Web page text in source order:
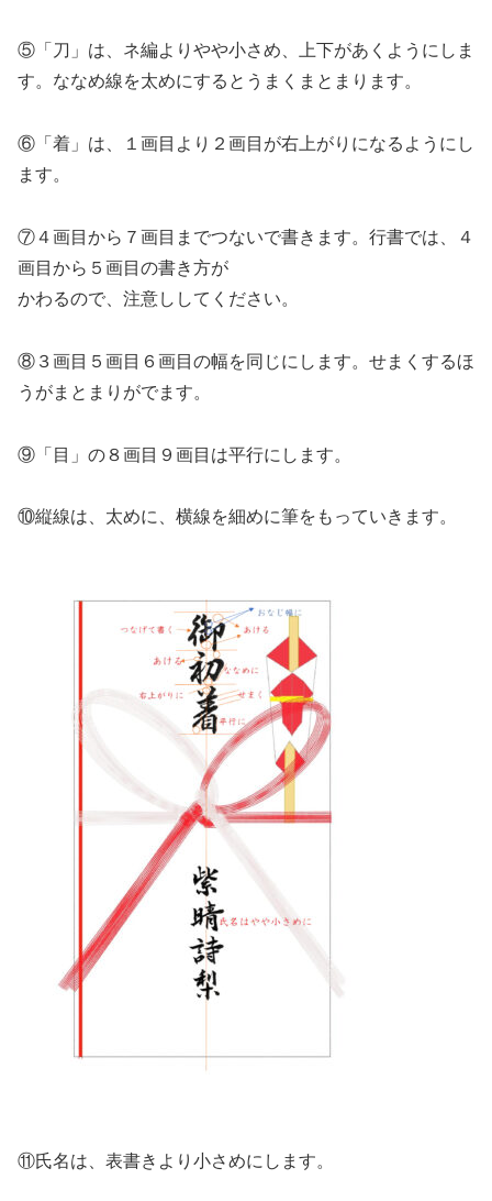
⑤「刀」は、ネ編よりやや小さめ、上下があくようにしま
す。ななめ線を太めにするとうまくまとまります。
⑥「着」は、１画目より２画目が右上がりになるようにし
ます。
⑦４画目から７画目までつないで書きます。行書では、４
画目から５画目の書き方が
かわるので、注意ししてください。
⑧３画目５画目６画目の幅を同じにします。せまくするほ
うがまとまりがでます。
⑨「目」の８画目９画目は平行にします。
⑩縦線は、太めに、横線を細めに筆をもっていきます。
⑪氏名は、表書きより小さめにします。